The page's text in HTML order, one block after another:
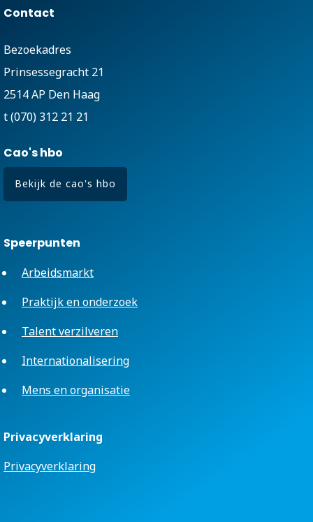
Contact
Bezoekadres
Prinsessegracht 21
2514 AP Den Haag
t (070) 312 21 21
Cao's hbo
Bekijk de cao's hbo
Speerpunten
Arbeidsmarkt
Praktijk en onderzoek
Talent verzilveren
Internationalisering
Mens en organisatie
Privacyverklaring
Privacyverklaring